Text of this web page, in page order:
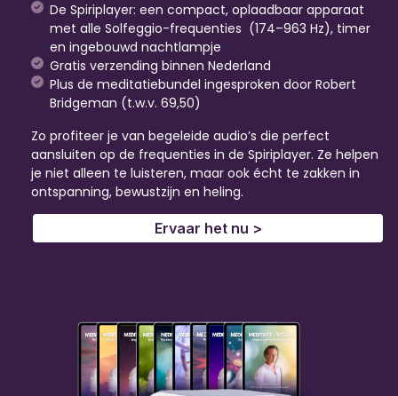
De Spiriplayer: een compact, oplaadbaar apparaat
met alle Solfeggio-frequenties (174–963 Hz), timer
en ingebouwd nachtlampje
Gratis verzending binnen Nederland
Plus de meditatiebundel ingesproken door Robert
Bridgeman (t.w.v. 69,50)
Zo profiteer je van begeleide audio’s die perfect
aansluiten op de frequenties in de Spiriplayer. Ze helpen
je niet alleen te luisteren, maar ook écht te zakken in
ontspanning, bewustzijn en heling.
Ervaar het nu >